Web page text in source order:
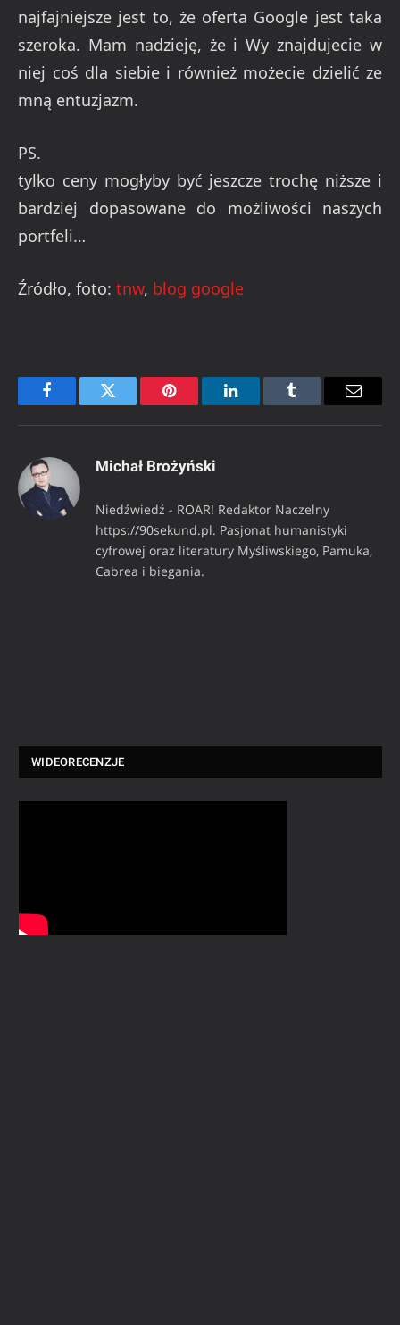
najfajniejsze jest to, że oferta Google jest taka
szeroka. Mam nadzieję, że i Wy znajdujecie w
niej coś dla siebie i również możecie dzielić ze
mną entuzjazm.
PS.
tylko ceny mogłyby być jeszcze trochę niższe i
bardziej dopasowane do możliwości naszych
portfeli…
Źródło, foto: tnw, blog google
FacebookTwitter Pinterest LinkedInTumblr Email
Michał Brożyński
Niedźwiedź - ROAR! Redaktor Naczelny
https://90sekund.pl. Pasjonat humanistyki
cyfrowej oraz literatury Myśliwskiego, Pamuka,
Cabrea i biegania.
WIDEORECENZJE